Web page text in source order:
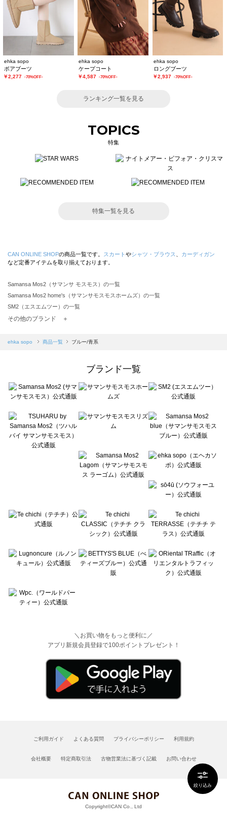
絞り込み
ehka sopo
ボアブーツ
￥2,277 -70%OFF-
ehka sopo
ケープコート
￥4,587 -70%OFF-
ehka sopo
ロングブーツ
￥2,937 -70%OFF-
ランキング一覧を見る
TOPICS
特集
特集一覧を見る
CAN ONLINE SHOPの商品一覧です。 スカート やシャツ・ブラウス
カーディガン
など定番アイテムを取り揃えております。
Samansa Mos2（サマンサ モスモス）の一覧
Samansa Mos2 home's（サマンサモスモスホームズ）の一覧
SM2（エスエムツー）の一覧
TSUHARU by Samansa Mos2（ツハルバイサマンサモスモス）の一覧
Samansa Mos2 blue（サマンサモスモス ブルー）の一覧
Te chichi（テチチ）の一覧
Te chichi CLASSIC（テチチ クラシック）の一覧
Lugnoncure（ルノンキュール）の一覧
BETTY'S BLUE（べティーズブルー）の一覧
Wpc.（ワールドパーティー）の一覧
その他のブランド ＋
ehka sopo 商品一覧 ブルー/青系
ブランド一覧
＼お買い物をもっと便利に／
アプリ新規会員登録で100ポイントプレゼント！
ご利用ガイド よくある質問 プライバシーポリシー 利用規約
会社概要 特定商取引法 古物営業法に基づく記載 お問い合わせ
Copyright©CAN Co., Ltd